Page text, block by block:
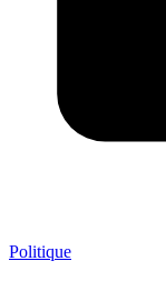
Politique